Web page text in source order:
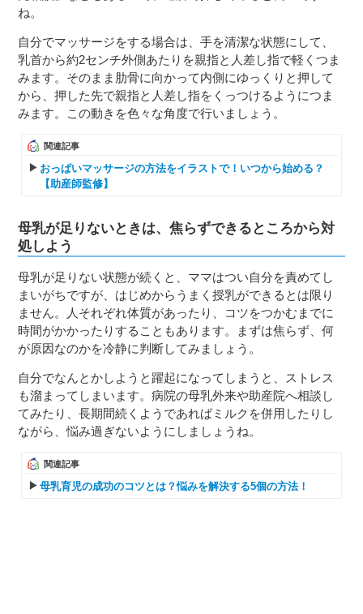
ね。
自分でマッサージをする場合は、手を清潔な状態にして、
乳首から約2センチ外側あたりを親指と人差し指で軽くつま
みます。そのまま肋骨に向かって内側にゆっくりと押して
から、押した先で親指と人差し指をくっつけるようにつま
みます。この動きを色々な角度で行いましょう。
関連記事
おっぱいマッサージの方法をイラストで！いつから始める？
【助産師監修】
母乳が足りないときは、焦らずできるところから対
処しよう
母乳が足りない状態が続くと、ママはつい自分を責めてし
まいがちですが、はじめからうまく授乳ができるとは限り
ません。人それぞれ体質があったり、コツをつかむまでに
時間がかかったりすることもあります。まずは焦らず、何
が原因なのかを冷静に判断してみましょう。
自分でなんとかしようと躍起になってしまうと、ストレス
も溜まってしまいます。病院の母乳外来や助産院へ相談し
てみたり、長期間続くようであればミルクを併用したりし
ながら、悩み過ぎないようにしましょうね。
関連記事
母乳育児の成功のコツとは？悩みを解決する5個の方法！